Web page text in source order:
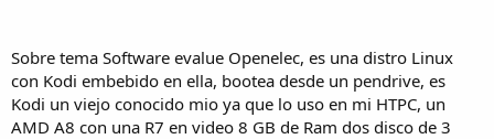
Sobre tema Software evalue Openelec, es una distro Linux
con Kodi embebido en ella, bootea desde un pendrive, es
Kodi un viejo conocido mio ya que lo uso en mi HTPC, un
AMD A8 con una R7 en video 8 GB de Ram dos disco de 3